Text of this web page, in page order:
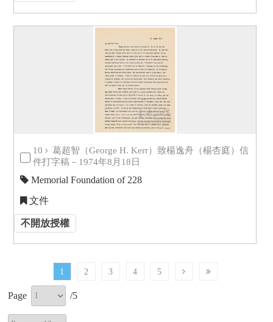
10
葛超智（George H. Kerr）致楊逸舟（楊杏庭）信
件打字稿－1974年8月18日
Memorial Foundation of 228
文件
不開放授權
1 2 3 4 5
Page /5